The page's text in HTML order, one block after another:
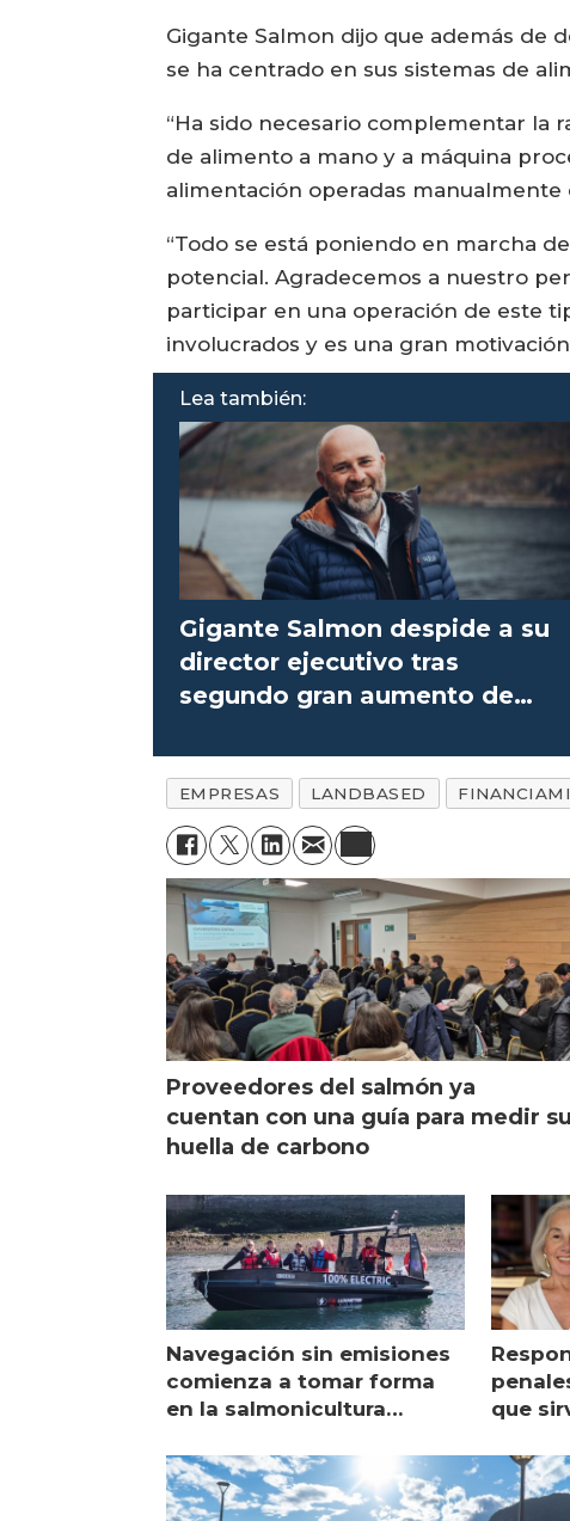
Gigante Salmon dijo que además de
se ha centrado en sus sistemas de
“Ha sido necesario complementar la
de alimento a mano y a máquina
alimentación operadas manualmente
“Todo se está poniendo en marcha
potencial. Agradecemos a nuestro
participar en una operación de este
involucrados y es una gran
Lea también:
Gigante Salmon despide a su
director ejecutivo tras
segundo gran aumento de
EMPRESAS LANDBASED
Proveedores del salmón ya
cuentan con una guía para medir su
huella de carbono
Navegación sin emisiones
comienza a tomar forma
en la salmonicultura
que
visión